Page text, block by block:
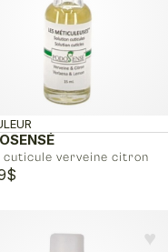
cuticule verveine citron
$
♥︎